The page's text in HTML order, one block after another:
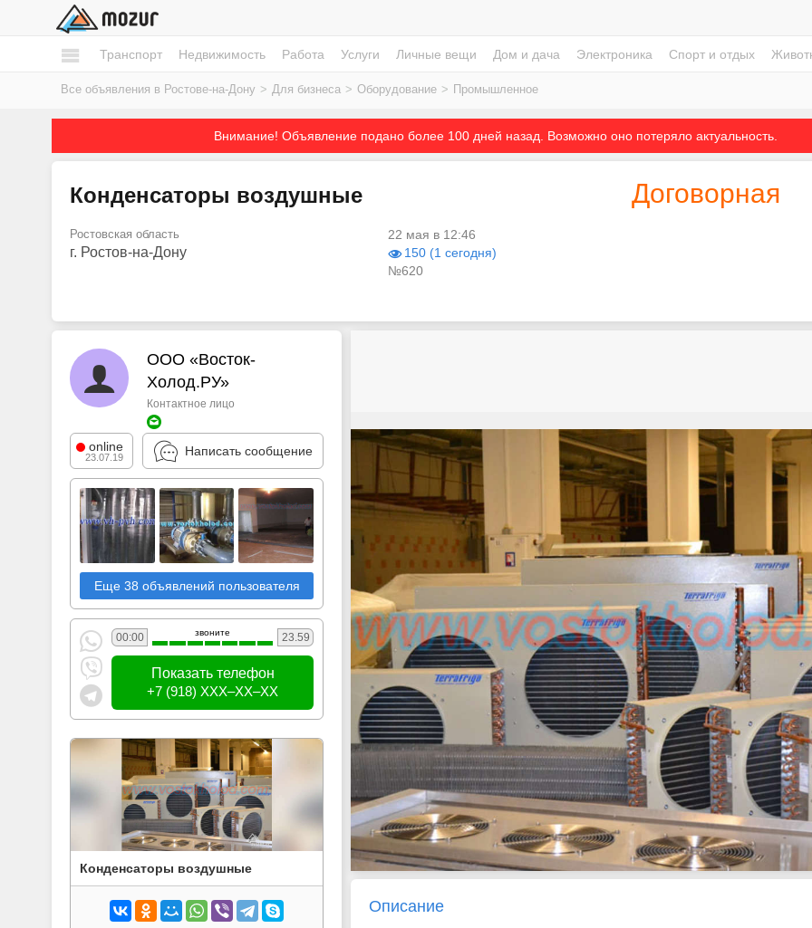
Транспорт Недвижимость Работа Услуги Личные вещи Дом и дача Электроника Спорт и отдых
Все объявления в Ростове-на-Дону > Для бизнеса > Оборудование > Промышленное
Внимание! Объявление подано более 100 дней назад. Возможно оно потеряло актуальность.
Конденсаторы воздушные
Ростовская область
г. Ростов-на-Дону
22 мая в 12:46
150 (1 сегодня)
№620
Договорная
ООО «Восток-
Холод.РУ»
Контактное лицо
online
23.07.19 Написать сообщение
Еще 38 объявлений пользователя
00:00 звоните 23.59
Показать телефон
+7 (918) XXX–XX–XX
Конденсаторы воздушные
Описание